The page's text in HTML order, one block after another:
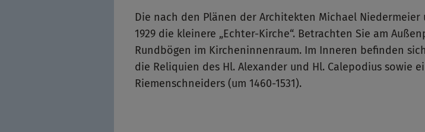
Die nach den Plänen der Architekten Michael
1929 die kleinere „Echter-Kirche“. Betrachten Sie am
Rundbögen im Kircheninnenraum. Im Inneren befinden
die Reliquien des Hl. Alexander und Hl. Calepodius sowie
Riemenschneiders (um 1460-1531).